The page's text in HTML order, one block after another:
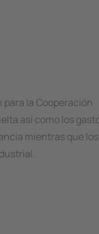
la Cooperación
así como los
mientras que los